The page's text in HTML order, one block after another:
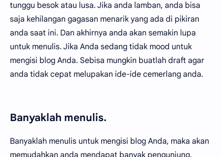
tunggu besok atau lusa. Jika anda lamban, anda bisa
saja kehilangan gagasan menarik yang ada di pikiran
anda saat ini. Dan akhirnya anda akan semakin lupa
untuk menulis. Jika Anda sedang tidak mood untuk
mengisi blog Anda. Sebisa mungkin buatlah draft agar
anda tidak cepat melupakan ide-ide cemerlang anda.
Banyaklah menulis.
Banyaklah menulis untuk mengisi blog Anda, maka akan